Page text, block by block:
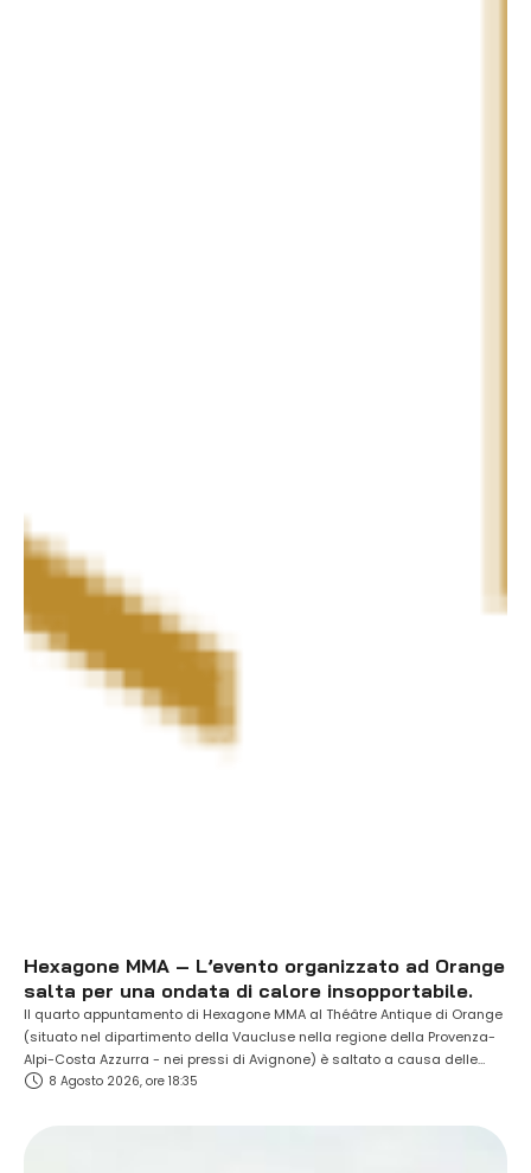
Hexagone MMA – L’evento organizzato ad Orange
salta per una ondata di calore insopportabile.
Il quarto appuntamento di Hexagone MMA al Théâtre Antique di Orange
(situato nel dipartimento della Vaucluse nella regione della Provenza-
Alpi-Costa Azzurra - nei pressi di Avignone) è saltato a causa delle
temperature estreme presenti in loco (oltre i 37 gradi all'ombra). La card
8 Agosto 2026, ore 18:35